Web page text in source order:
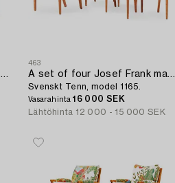
A Josef Frank cherry stool. Svenskt Tenn,
463
A set of four Josef Frank mahogany and rattan chairs,
Svenskt Tenn, model 1165.
Vasarahinta16 000 SEK
Lähtöhinta 12 000 - 15 000 SEK